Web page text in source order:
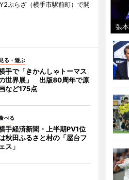
ぷらざ（横手市駅前町）で開
見る・遊ぶ
手で「きかんしゃトーマス
世界展」 出版80周年で原
など175点
べる
手経済新聞・上半期PV1位
秋田ふるさと村の「屋台フ
ェス」
張